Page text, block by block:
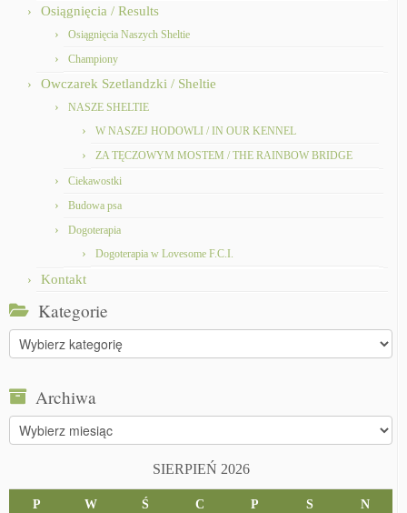
Osiągnięcia / Results
Osiągnięcia Naszych Sheltie
Championy
Owczarek Szetlandzki / Sheltie
NASZE SHELTIE
W NASZEJ HODOWLI / IN OUR KENNEL
ZA TĘCZOWYM MOSTEM / THE RAINBOW BRIDGE
Ciekawostki
Budowa psa
Dogoterapia
Dogoterapia w Lovesome F.C.I.
Kontakt
Kategorie
Kategorie
Archiwa
Archiwa
SIERPIEŃ 2026
P W Ś C P S N